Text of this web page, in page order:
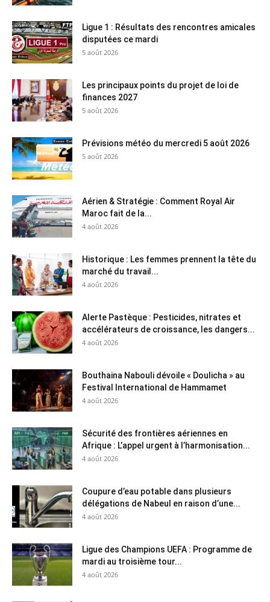
Ligue 1 : Résultats des rencontres amicales
disputées ce mardi
5 août 2026
Les principaux points du projet de loi de
finances 2027
5 août 2026
Prévisions météo du mercredi 5 août 2026
5 août 2026
Aérien & Stratégie : Comment Royal Air
Maroc fait de la...
4 août 2026
Historique : Les femmes prennent la tête du
marché du travail...
4 août 2026
Alerte Pastèque : Pesticides, nitrates et
accélérateurs de croissance, les dangers...
4 août 2026
Bouthaina Nabouli dévoile « Doulicha » au
Festival International de Hammamet
4 août 2026
Sécurité des frontières aériennes en
Afrique : L’appel urgent à l’harmonisation...
4 août 2026
Coupure d’eau potable dans plusieurs
délégations de Nabeul en raison d’une...
4 août 2026
Ligue des Champions UEFA : Programme de
mardi au troisième tour...
4 août 2026